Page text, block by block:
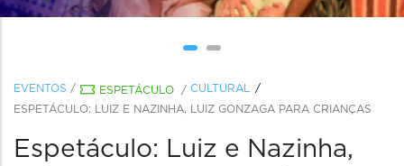
EVENTOS / ESPETÁCULO / CULTURAL
ESPETÁCULO: LUIZ E NAZINHA, LUIZ GONZAGA PARA CRIANÇAS
Espetáculo: Luiz e Nazinha,